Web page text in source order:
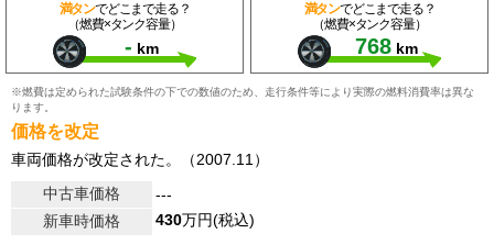
満タンでどこまで走る？
（燃費×タンク容量）
- km
満タンでどこまで走る？
（燃費×タンク容量）
768 km
※燃費は定められた試験条件の下での数値のため、走行条件等により実際の燃料消費率は異な
ります。
価格を改定
車両価格が改定された。（2007.11）
中古車価格
---
新車時価格
430万円(税込)